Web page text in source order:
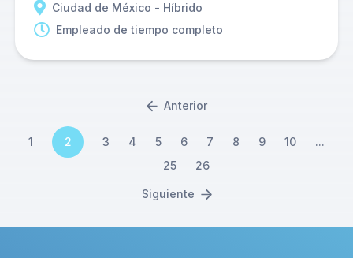
Ciudad de México - Híbrido
Empleado de tiempo completo
Anterior
1 2 3 4 5 6 7 8 9 10
...
25
26
Siguiente